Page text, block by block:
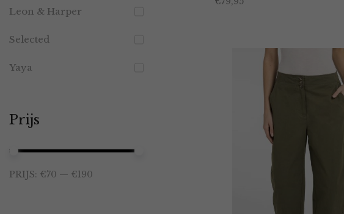
Leon & Harper
Selected
Yaya
Prijs
PRIJS: €70 — €190